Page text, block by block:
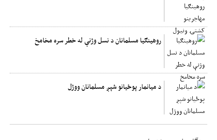
روهینګیا مسلمانان د نسل وژنې له خطر سره مخامخ
د میانمار پوځیانو شپږ مسلمانان ووژل